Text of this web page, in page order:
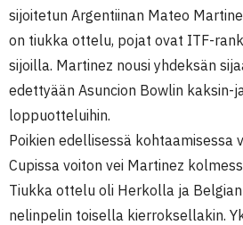
sijoitetun Argentiinan Mateo
on tiukka ottelu, pojat ovat ITF-
sijoilla. Martinez nousi yhdeksän
edettyään Asuncion Bowlin kaksin-
loppuotteluihin.
Poikien edellisessä kohtaamisessa
Cupissa voiton vei Martinez
Tiukka ottelu oli Herkolla ja
nelinpelin toisella kierroksellakin.